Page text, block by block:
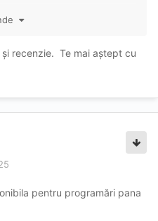
inclusiv analul dupaia
gel dus etc😸😸😸
recenzie. Te mai aștept cu
pentru programări pana